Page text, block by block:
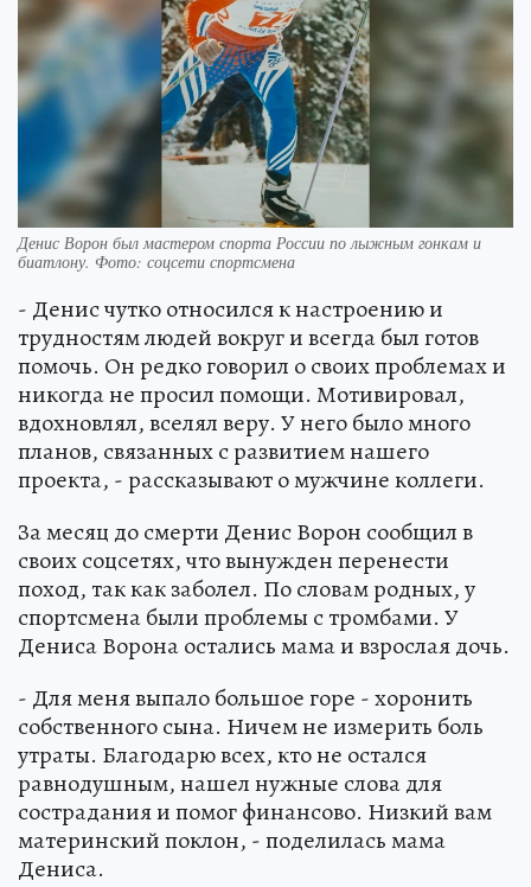
Денис Ворон был мастером спорта России по лыжным гонкам и
биатлону. Фото: соцсети спортсмена
- Денис чутко относился к настроению и
трудностям людей вокруг и всегда был готов
помочь. Он редко говорил о своих проблемах и
никогда не просил помощи. Мотивировал,
вдохновлял, вселял веру. У него было много
планов, связанных с развитием нашего
проекта, - рассказывают о мужчине коллеги.
За месяц до смерти Денис Ворон сообщил в
своих соцсетях, что вынужден перенести
поход, так как заболел. По словам родных, у
спортсмена были проблемы с тромбами. У
Дениса Ворона остались мама и взрослая дочь.
- Для меня выпало большое горе - хоронить
собственного сына. Ничем не измерить боль
утраты. Благодарю всех, кто не остался
равнодушным, нашел нужные слова для
сострадания и помог финансово. Низкий вам
материнский поклон, - поделилась мама
Дениса.